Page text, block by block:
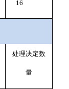
16
处理决定数
量